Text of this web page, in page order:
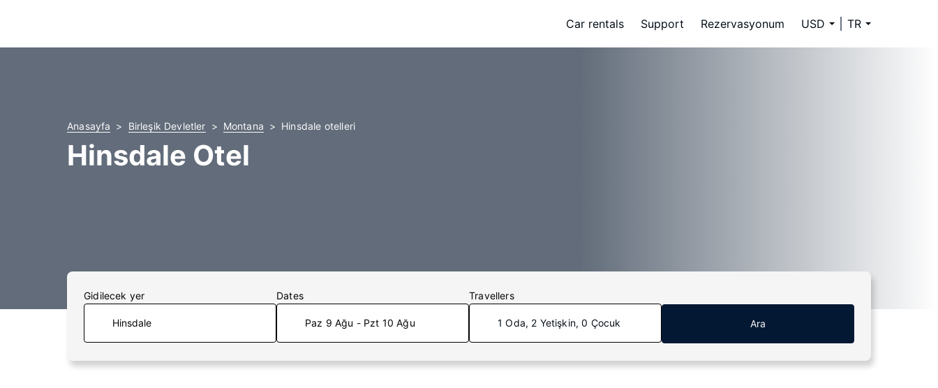
Car rentals Support Rezervasyonum USD TR
Anasayfa Birleşik Devletler Montana Hinsdale otelleri
Hinsdale Otel
Gidilecek yer Dates
Paz 9 Ağu - Pzt 10 Ağu
Travellers
1 Oda, 2 Yetişkin, 0 Çocuk Ara